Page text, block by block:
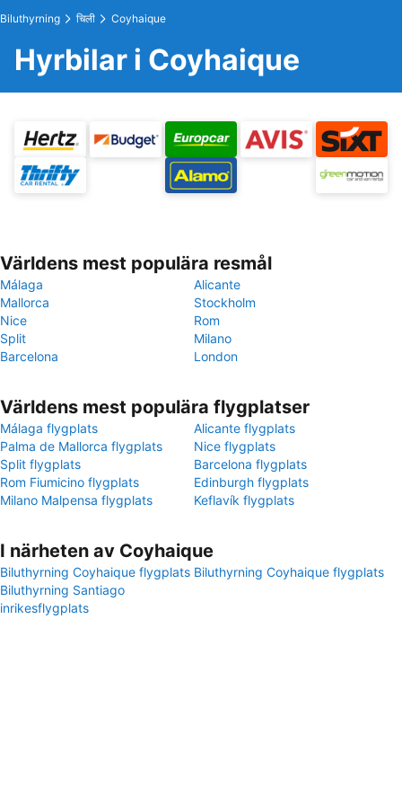
Biluthyrning चिली Coyhaique
Hyrbilar i Coyhaique
Världens mest populära resmål
Málaga
Alicante
Mallorca
Stockholm
Nice
Rom
Split
Milano
Barcelona
London
Världens mest populära flygplatser
Málaga flygplats
Alicante flygplats
Palma de Mallorca flygplats
Nice flygplats
Split flygplats
Barcelona flygplats
Rom Fiumicino flygplats
Edinburgh flygplats
Milano Malpensa flygplats
Keflavík flygplats
I närheten av Coyhaique
Biluthyrning Coyhaique flygplats Biluthyrning Coyhaique flygplats
Biluthyrning Santiago
inrikesflygplats